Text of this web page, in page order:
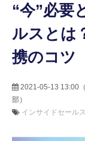
“今”必要
ルスとは
携のコツ
2021-05-13 13:00
部）
インサイドセールス